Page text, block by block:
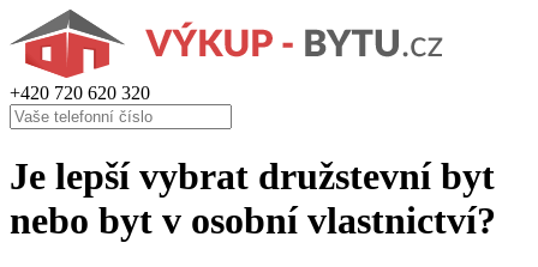
+420 720 620 320
Je lepší vybrat družstevní byt
nebo byt v osobní vlastnictví?